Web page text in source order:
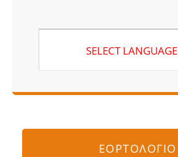
SELECT LANGUAGE
ΕΟΡΤΟΛΟΓΙΟ